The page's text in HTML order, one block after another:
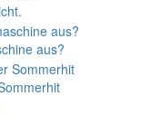
aus?